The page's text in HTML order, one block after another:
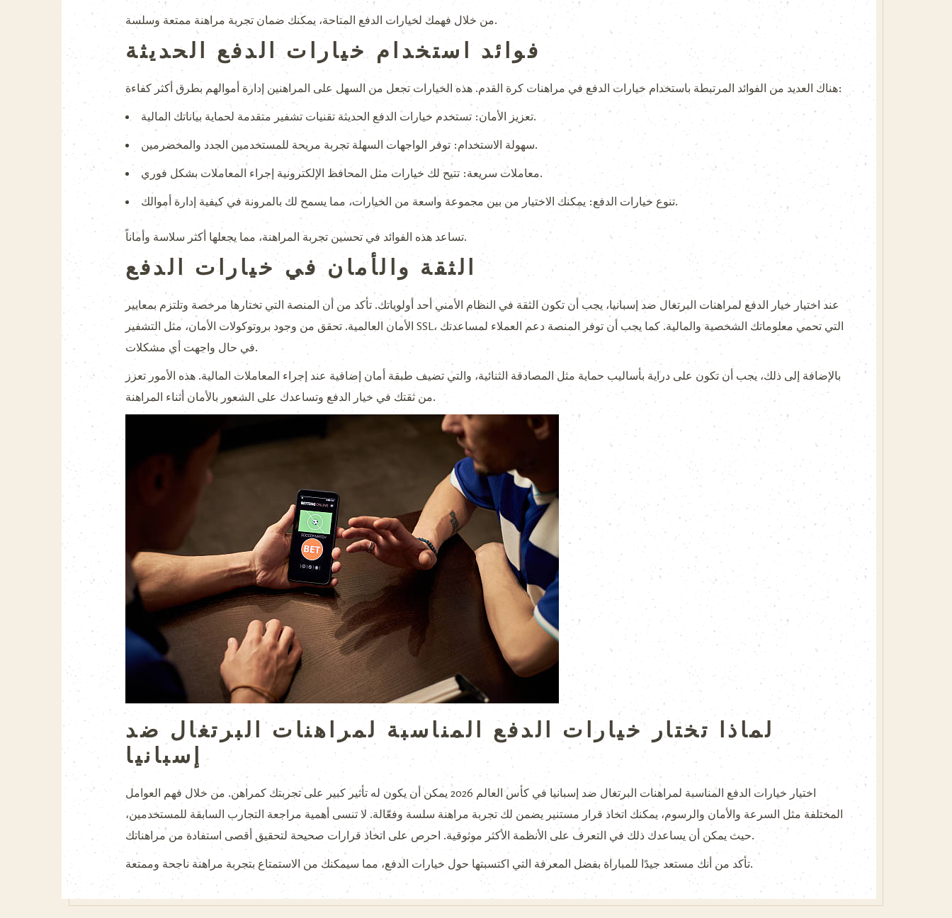
من خلال فهمك لخيارات الدفع المتاحة، يمكنك ضمان تجربة مراهنة ممتعة وسلسة.
فوائد استخدام خيارات الدفع الحديثة
هناك العديد من الفوائد المرتبطة باستخدام خيارات الدفع في مراهنات كرة القدم. هذه الخيارات تجعل من السهل على المراهنين إدارة أموالهم بطرق أكثر كفاءة:
تعزيز الأمان: تستخدم خيارات الدفع الحديثة تقنيات تشفير متقدمة لحماية بياناتك المالية.
سهولة الاستخدام: توفر الواجهات السهلة تجربة مريحة للمستخدمين الجدد والمخضرمين.
معاملات سريعة: تتيح لك خيارات مثل المحافظ الإلكترونية إجراء المعاملات بشكل فوري.
تنوع خيارات الدفع: يمكنك الاختيار من بين مجموعة واسعة من الخيارات، مما يسمح لك بالمرونة في كيفية إدارة أموالك.
تساعد هذه الفوائد في تحسين تجربة المراهنة، مما يجعلها أكثر سلاسة وأماناً.
الثقة والأمان في خيارات الدفع
عند اختيار خيار الدفع لمراهنات البرتغال ضد إسبانيا، يجب أن تكون الثقة في النظام الأمني أحد أولوياتك. تأكد من أن المنصة التي تختارها مرخصة وتلتزم بمعايير
الأمان العالمية. تحقق من وجود بروتوكولات الأمان، مثل التشفير SSL، التي تحمي معلوماتك الشخصية والمالية. كما يجب أن توفر المنصة دعم العملاء لمساعدتك
في حال واجهت أي مشكلات.
بالإضافة إلى ذلك، يجب أن تكون على دراية بأساليب حماية مثل المصادقة الثنائية، والتي تضيف طبقة أمان إضافية عند إجراء المعاملات المالية. هذه الأمور تعزز
من ثقتك في خيار الدفع وتساعدك على الشعور بالأمان أثناء المراهنة.
لماذا تختار خيارات الدفع المناسبة لمراهنات البرتغال ضد
إسبانيا
اختيار خيارات الدفع المناسبة لمراهنات البرتغال ضد إسبانيا في كأس العالم 2026 يمكن أن يكون له تأثير كبير على تجربتك كمراهن. من خلال فهم العوامل
المختلفة مثل السرعة والأمان والرسوم، يمكنك اتخاذ قرار مستنير يضمن لك تجربة مراهنة سلسة وفعّالة. لا تنسى أهمية مراجعة التجارب السابقة للمستخدمين،
حيث يمكن أن يساعدك ذلك في التعرف على الأنظمة الأكثر موثوقية. احرص على اتخاذ قرارات صحيحة لتحقيق أقصى استفادة من مراهناتك.
تأكد من أنك مستعد جيدًا للمباراة بفضل المعرفة التي اكتسبتها حول خيارات الدفع، مما سيمكنك من الاستمتاع بتجربة مراهنة ناجحة وممتعة.